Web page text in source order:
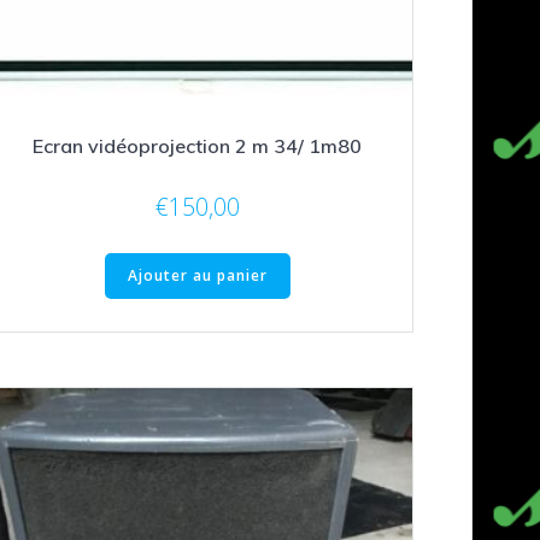
Ecran vidéoprojection 2 m 34/ 1m80
€150,00
Ajouter au panier